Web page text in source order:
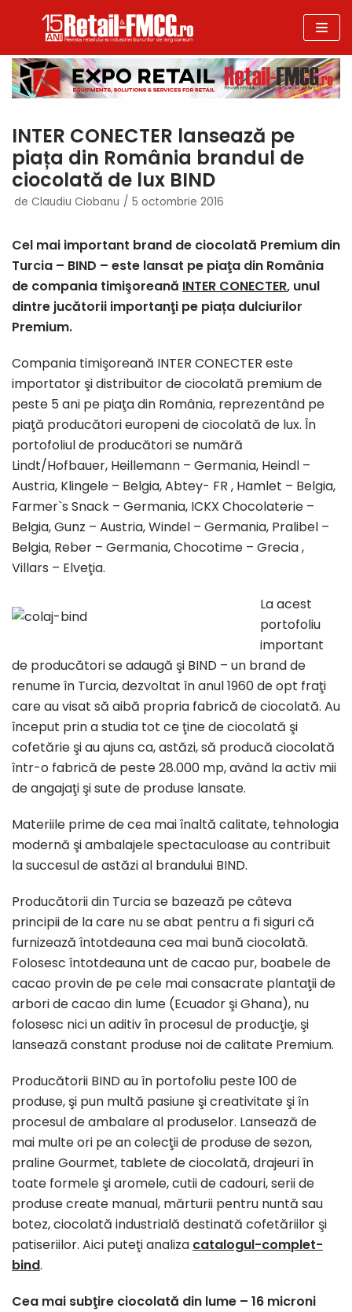
la
conținut
INTER CONECTER lansează pe
piața din România brandul de
ciocolată de lux BIND
de Claudiu Ciobanu 5 octombrie 2016
Cel mai important brand de ciocolată Premium din
Turcia – BIND – este lansat pe piaţa din România
de compania timişoreană INTER CONECTER, unul
dintre jucătorii importanţi pe piața dulciurilor
Premium.
Compania timişoreană INTER CONECTER este
importator şi distribuitor deciocolată premium de
peste 5 ani pe piaţadin România, reprezentând pe
piaţă producătorieuropeni deciocolată de lux. În
portofoliul de producătorise numără
Lindt/Hofbauer, Heillemann – Germania, Heindl –
Austria, Klingele – Belgia, Abtey- FR , Hamlet – Belgia,
Farmer`s Snack – Germania, ICKX Chocolaterie –
Belgia, Gunz – Austria, Windel – Germania, Pralibel –
Belgia, Reber – Germania, Chocotime – Grecia ,
Villars – Elveţia.
Laacest
portofoliu
important
de producătoriseadaugă şi BIND – un brand de
renumeîn Turcia, dezvoltat înanul 1960 de opt fraţi
careau visat să aibă propria fabrică deciocolată. Au
început prina studia tot ceţinedeciocolată şi
cofetărie şiauajuns ca,astăzi,să producă ciocolată
într-o fabrică de peste28.000 mp,având laactiv mii
deangajaţi şisutede produse lansate.
Materiile prime decea maiînaltă calitate, tehnologia
modernă şiambalajele spectaculoase au contribuit
lasuccesul deastăzial brandului BIND.
Producătoriidin Turciase bazează pecâteva
principii de lacare nuseabat pentru a fisigurică
furnizează întotdeaunacea mai bună ciocolată.
Folosesc întotdeaunaunt de cacao pur, boabele de
cacao provin de pe cele maiconsacrate plantaţiide
arbori de cacaodin lume (Ecuador şiGhana), nu
folosesc nici un aditivîn procesul de producţie, şi
lansează constant produse noi de calitate Premium.
Producătorii BIND auîn portofoliu peste100 de
produse, şi pun multă pasiune şicreativitate şiîn
procesul de ambalareal produselor. Lansează de
mai multeori peancolecţiide produse de sezon,
praline Gourmet, tablete deciocolată, drajeuriîn
toate formele şiaromele, cutii de cadouri, serii de
produsecreate manual, mărturii pentru nuntă sau
botez,ciocolată industrială destinată cofetăriilor şi
patiseriilor. Aici puteţianaliza catalogul-complet-
bind.
Cea mai subţire ciocolată din lume – 16 microni